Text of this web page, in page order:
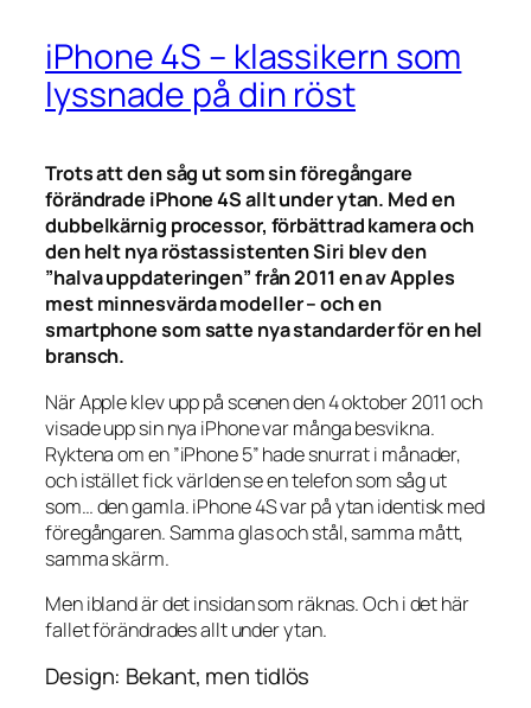
iPhone 4S – klassikern som
lyssnade på din röst
Trots att den såg ut som sin föregångare
förändrade iPhone 4S allt under ytan. Med en
dubbelkärnig processor, förbättrad kamera och
den helt nya röstassistenten Siri blev den
”halva uppdateringen” från 2011 en av Apples
mest minnesvärda modeller – och en
smartphone som satte nya standarder för en hel
bransch.
När Apple klev upp på scenen den 4 oktober 2011 och
visade upp sin nya iPhone var många besvikna.
Ryktena om en ”iPhone 5” hade snurrat i månader,
och istället fick världen se en telefon som såg ut
som… den gamla. iPhone 4S var på ytan identisk med
föregångaren. Samma glas och stål, samma mått,
samma skärm.
Men ibland är det insidan som räknas. Och i det här
fallet förändrades allt under ytan.
Design: Bekant, men tidlös